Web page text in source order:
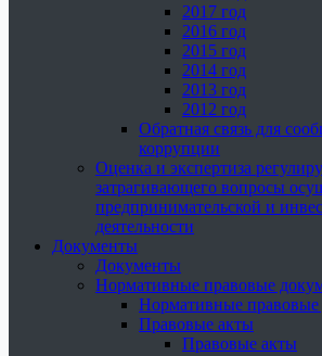
2017 год
2016 год
2015 год
2014 год
2013 год
2012 год
Обратная связь для
коррупции
Оценка и экспертиза
затрагивающего вопросы
предпринимательской и
деятельности
Документы
Документы
Нормативные правовые
Нормативные
Правовые акты
Правовые акты